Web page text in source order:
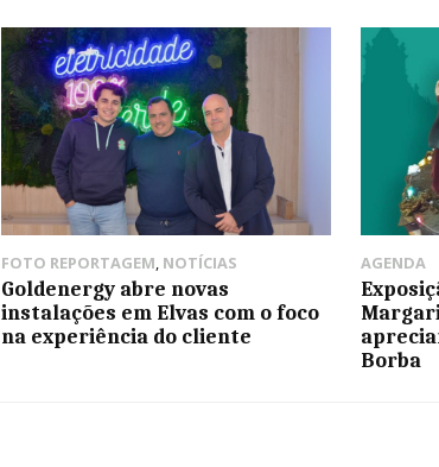
FOTO REPORTAGEM, NOTÍCIAS
Goldenergy abre novas
instalações em Elvas com o foco
na experiência do cliente
AGENDA
Borba